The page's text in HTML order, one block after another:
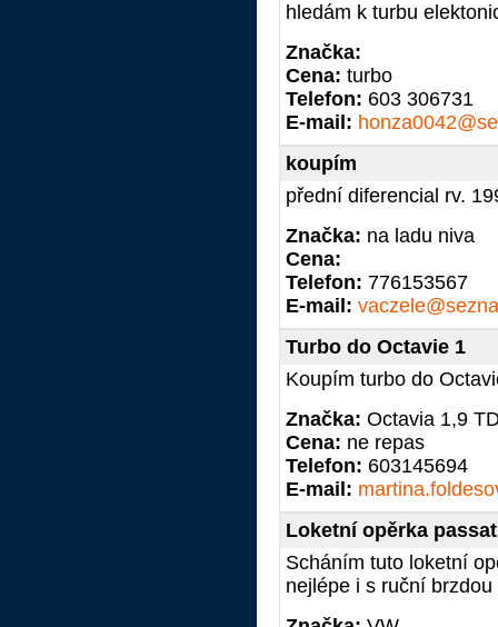
hledám k turbu
Značka:
Cena: turbo
Telefon: 603 306731
E-mail:
koupím
přední diferencial rv.
Značka: na ladu niva
Cena:
Telefon: 776153567
E-mail:
Turbo do Octavie 1
Koupím turbo do
Značka: Octavia 1,9
Cena: ne repas
Telefon: 603145694
E-mail:
Loketní opěrka
Scháním tuto loketní
nejlépe i s ruční